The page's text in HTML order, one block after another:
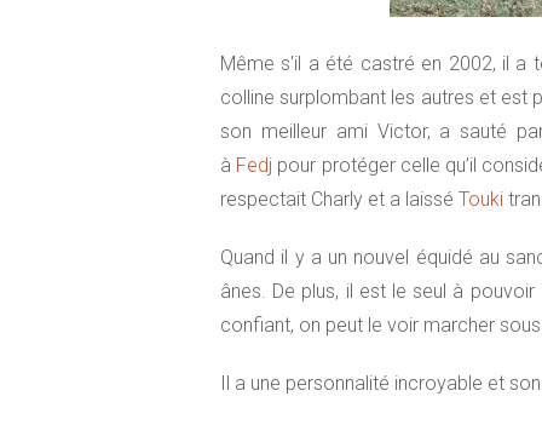
Même s'il a été castré en 2002, il a
colline surplombant les autres et est
son meilleur ami Victor, a sauté
à Fedj pour protéger celle qu’il
respectait Charly et a laissé Touki
Quand il y a un nouvel équidé au
ânes. De plus, il est le seul à pouvoir
confiant, on peut le voir marcher
Il a une personnalité incroyable et